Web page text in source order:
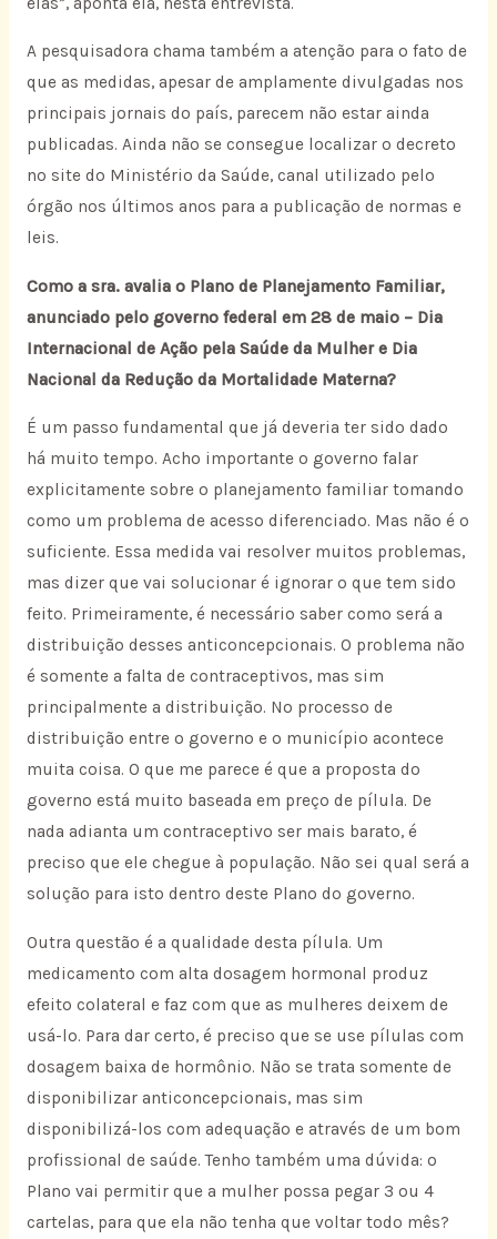
A pesquisadora chama também a atenção para o fato de
que as medidas, apesar de amplamente divulgadas nos
principais jornais do país, parecem não estar ainda
publicadas. Ainda não se consegue localizar o decreto
no site do Ministério da Saúde, canal utilizado pelo
órgão nos últimos anos para a publicação de normas e
leis.
Como a sra. avalia o Plano de Planejamento Familiar,
anunciado pelo governo federal em 28 de maio – Dia
Internacional de Ação pela Saúde da Mulher e Dia
Nacional da Redução da Mortalidade Materna?
É um passo fundamental que já deveria ter sido dado
há muito tempo. Acho importante o governo falar
explicitamente sobre o planejamento familiar tomando
como um problema de acesso diferenciado. Mas não é o
suficiente. Essa medida vai resolver muitos problemas,
mas dizer que vai solucionar é ignorar o que tem sido
feito. Primeiramente, é necessário saber como será a
distribuição desses anticoncepcionais. O problema não
é somente a falta de contraceptivos, mas sim
principalmente a distribuição. No processo de
distribuição entre o governo e o município acontece
muita coisa. O que me parece é que a proposta do
governo está muito baseada em preço de pílula. De
nada adianta um contraceptivo ser mais barato, é
preciso que ele chegue à população. Não sei qual será a
solução para isto dentro deste Plano do governo.
Outra questão é a qualidade desta pílula. Um
medicamento com alta dosagem hormonal produz
efeito colateral e faz com que as mulheres deixem de
usá-lo. Para dar certo, é preciso que se use pílulas com
dosagem baixa de hormônio. Não se trata somente de
disponibilizar anticoncepcionais, mas sim
disponibilizá-los com adequação e através de um bom
profissional de saúde. Tenho também uma dúvida: o
Plano vai permitir que a mulher possa pegar 3 ou 4
cartelas, para que ela não tenha que voltar todo mês?